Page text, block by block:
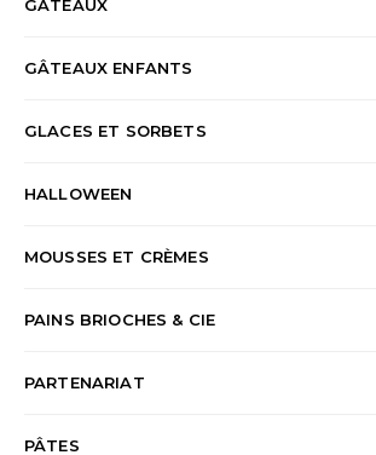
GÂTEAUX
GÂTEAUX ENFANTS
GLACES ET SORBETS
HALLOWEEN
MOUSSES ET CRÈMES
PAINS BRIOCHES & CIE
PARTENARIAT
PÂTES